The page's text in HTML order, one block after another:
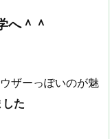
へ＾＾
ザーっぽいのが魅
た